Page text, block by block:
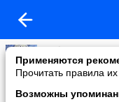
Применяются
Прочитать правила
Возможны
madonna
added a photo
03 Jan в 23:24